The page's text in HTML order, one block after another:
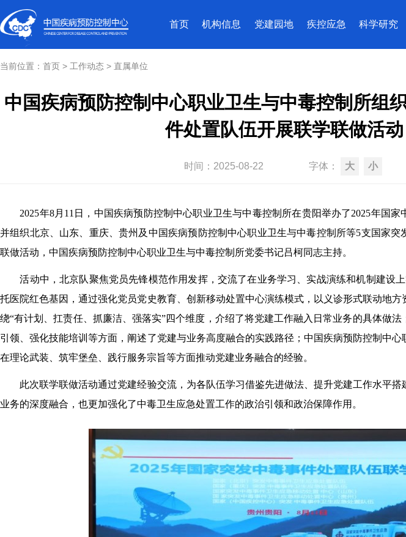
首页 机构信息 党建园地 疾控应急 科学研究
当前位置： 首页 > 工作动态 > 直属单位
中国疾病预防控制中心职业卫生与中毒控制所组
件处置队伍开展联学联做活动
时间： 2025-08-22 字体： 大 小
2025年8月11日，中国疾病预防控制中心职业卫生与中毒控制 所在贵阳举办了2025年国家
并组织北京、山东、 重庆、贵州及中国疾病预防控制中心职业卫生与中毒控制所等5支国家突
联做活动，中国疾病预防控制 中心职业卫生与中毒控制 所党委书记吕柯同志主持。
活动中，北京队聚焦党员先锋模范作用发挥，交流了在业务学习、实战演练和机制建设
托医院红色基因，通过强化党员党史教育、创新移动处置中心演练模式，以义诊形式联动地方
绕“有计划、扛责任、抓廉洁、强落实”四个维度，介绍了将党建工作融入日常业务的具体做法
引领、强化技能培训等方面，阐述了党建与业务高度融合的实践路径；中国疾病预防控制中心
在理论武装、筑牢堡垒、践行服务宗旨等方面推动党建业务融合的经验。
此次联学联做活动通过党建经验交流，为各队伍学习借鉴先进做法、提升党建工作水平
业务的深度融合， 也更加强化了中毒卫生应急处置工作的政治引领和政治保障作用 。